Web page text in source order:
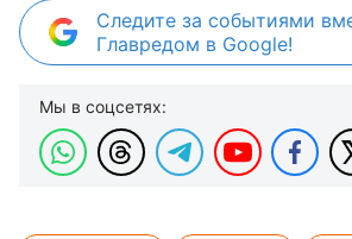
Следите за событиями
Главредом в Google!
Мы в соцсетях: